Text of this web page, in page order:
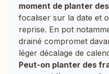
moment de planter
focaliser sur la date et
reprise. En pot
drainé compromet
léger décalage de
Peut-on planter des